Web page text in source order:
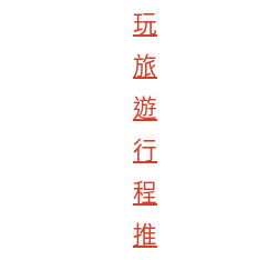
玩
旅
遊
行
程
推